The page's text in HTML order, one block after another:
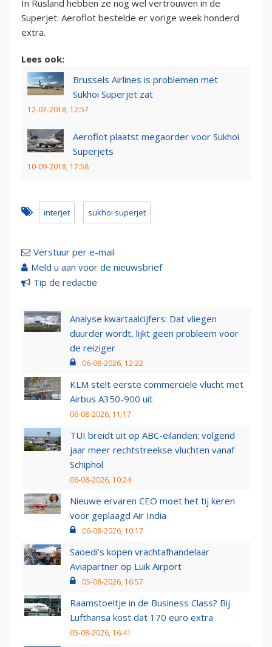
In Rusland hebben ze nog wel vertrouwen in de
Superjet: Aeroflot bestelde er vorige week honderd
extra.
Lees ook:
Brussels Airlines is problemen met
Sukhoi Superjet zat
12-07-2018, 12:57
Aeroflot plaatst megaorder voor Sukhoi
Superjets
10-09-2018, 17:58
interjet sukhoi superjet
Verstuur per e-mail
Meld u aan voor de nieuwsbrief
Tip de redactie
Analyse kwartaalcijfers: Dat vliegen
duurder wordt, lijkt geen probleem voor
de reiziger
06-08-2026, 12:22
KLM stelt eerste commerciële vlucht met
Airbus A350-900 uit
06-08-2026, 11:17
TUI breidt uit op ABC-eilanden: volgend
jaar meer rechtstreekse vluchten vanaf
Schiphol
06-08-2026, 10:24
Nieuwe ervaren CEO moet het tij keren
voor geplaagd Air India
06-08-2026, 10:17
Saoedi’s kopen vrachtafhandelaar
Aviapartner op Luik Airport
05-08-2026, 16:57
Raamstoeltje in de Business Class? Bij
Lufthansa kost dat 170 euro extra
05-08-2026, 16:41